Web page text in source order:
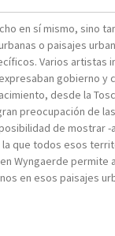
en sí mismo, sino
o paisajes
Varios artistas
gobierno y
desde la
preocupación de
de mostrar
que todos esos
Wyngaerde
en esos paisajes